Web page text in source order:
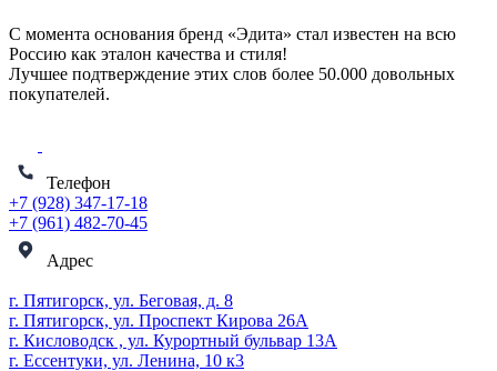
С момента основания бренд «Эдита» стал известен на всю
Россию как эталон качества и стиля!
Лучшее подтверждение этих слов более 50.000 довольных
покупателей.
Телефон
+7 (928) 347-17-18
+7 (961) 482-70-45
Адрес
г. Пятигорск, ул. Беговая, д. 8
г. Пятигорск, ул. Проспект Кирова 26А
г. Кисловодск , ул. Курортный бульвар 13А
г. Ессентуки, ул. Ленина, 10 к3